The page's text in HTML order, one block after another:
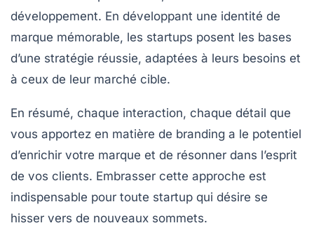
développement. En développant une identité de
marque mémorable, les startups posent les bases
d’une stratégie réussie, adaptées à leurs besoins et
à ceux de leur marché cible.
En résumé, chaque interaction, chaque détail que
vous apportez en matière de branding a le potentiel
d’enrichir votre marque et de résonner dans l’esprit
de vos clients. Embrasser cette approche est
indispensable pour toute startup qui désire se
hisser vers de nouveaux sommets.